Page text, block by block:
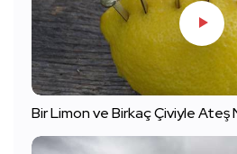
Bir Limon ve Birkaç Çiviyle Ateş